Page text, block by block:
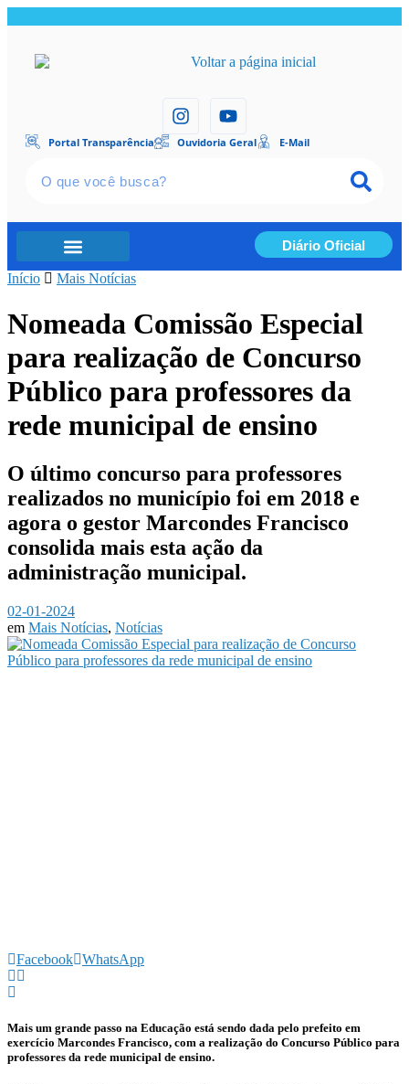
Portal Transparência Ouvidoria Geral E-Mail
Diário Oficial
Início Mais Notícias
Nomeada Comissão Especial
para realização de Concurso
Público para professores da
rede municipal de ensino
O último concurso para professores
realizados no município foi em 2018 e
agora o gestor Marcondes Francisco
consolida mais esta ação da
administração municipal.
02-01-2024
em Mais Notícias, Notícias
Facebook WhatsApp
Mais um grande passo na Educação está sendo dada pelo prefeito em
exercício Marcondes Francisco, com a realização do Concurso Público para
professores da rede municipal de ensino.